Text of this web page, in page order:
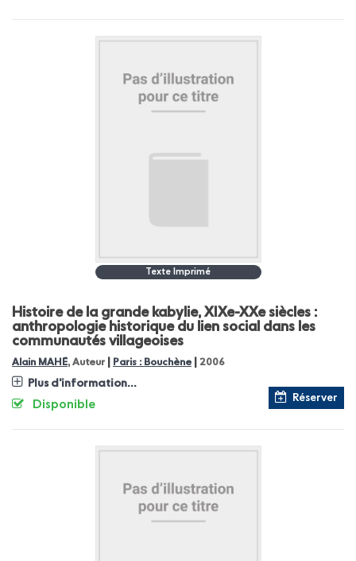
Texte Imprimé
Histoire de la grande kabylie, XIXe-XXe siècles :
anthropologie historique du lien social dans les
communautés villageoises
Alain MAHÉ, Auteur Paris : Bouchène 2006
Plus d'information...
Réserver
Disponible